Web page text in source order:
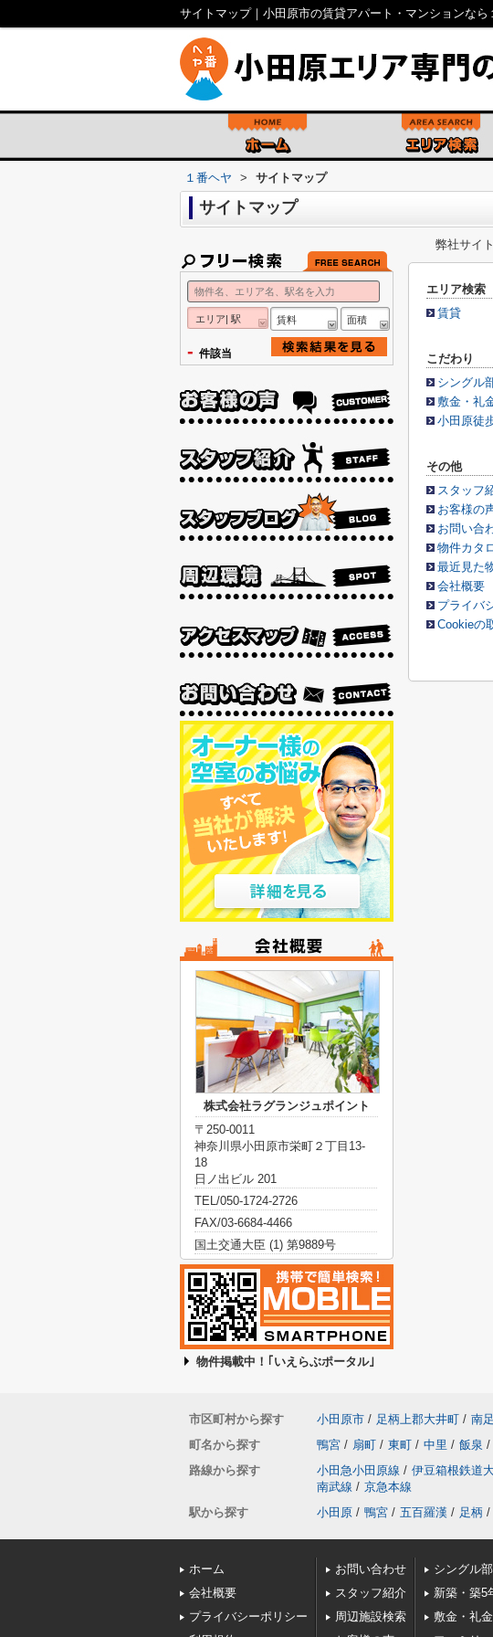
サイトマップ｜小田原市の賃貸アパート・マンションなら
１番ヘヤ > サイトマップ
サイトマップ
弊社サイ
エリア検索
賃貸
こだわり
シングル
敷金・礼
小田原徒
その他
スタッフ
お客様の
お問い合
物件カタ
最近見た
会社概要
プライバ
Cookieの
エリア| 駅 賃料 面積
- 件該当
株式会社ラグランジュポイント
〒250-0011
神奈川県小田原市栄町２丁目13-
18
日ノ出ビル 201
TEL/050-1724-2726
FAX/03-6684-4466
国土交通大臣 (1) 第9889号
物件掲載中！｢いえらぶポータル｣
市区町村から探す 小田原市 / 足柄上郡大井町 / 南
町名から探す
鴨宮 / 扇町 / 東町 / 中里 / 飯泉 /
路線から探す
小田急小田原線 / 伊豆箱根鉄道
南武線 / 京急本線
駅から探す
小田原 / 鴨宮 / 五百羅漢 / 足柄 /
ホーム
会社概要
プライバシーポリシー
お問い合わせ
スタッフ紹介
周辺施設検索
シングル
新築・築5
敷金・礼